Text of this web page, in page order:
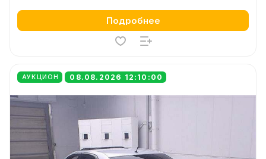
Подробнее
АУКЦИОН 08.08.2026 12:10:00